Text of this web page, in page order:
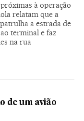
à operação
relatam que a
a estrada de
terminal e faz
na rua
de um avião